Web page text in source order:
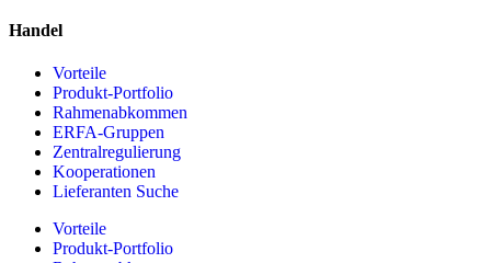
Handel
Vorteile
Produkt-Portfolio
Rahmenabkommen
ERFA-Gruppen
Zentralregulierung
Kooperationen
Lieferanten Suche
Vorteile
Produkt-Portfolio